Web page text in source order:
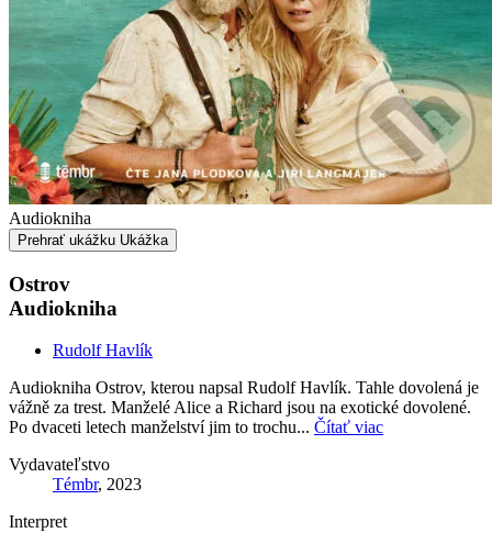
Audiokniha
Prehrať ukážku Ukážka
Ostrov
Audiokniha
Rudolf Havlík
Audiokniha Ostrov, kterou napsal Rudolf Havlík. Tahle dovolená je
vážně za trest. Manželé Alice a Richard jsou na exotické dovolené.
Po dvaceti letech manželství jim to trochu... Čítať viac
Vydavateľstvo
Témbr, 2023
Interpret